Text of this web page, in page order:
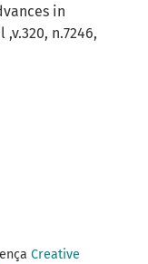
in
n.7246,
Creative